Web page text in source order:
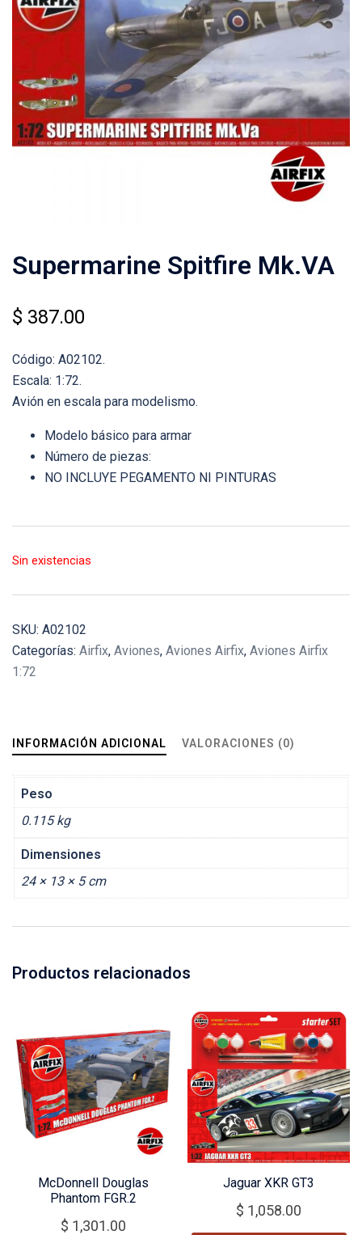
Supermarine Spitfire Mk.VA
$ 387.00
Código: A02102.
Escala: 1:72.
Avión en escala para modelismo.
Modelo básico para armar
Número de piezas:
NO INCLUYE PEGAMENTO NI PINTURAS
Sin existencias
SKU: A02102
Categorías: Airfix, Aviones, Aviones Airfix, Aviones Airfix
1:72
INFORMACIÓN ADICIONAL VALORACIONES (0)
Peso
0.115 kg
Dimensiones
24 × 13 × 5 cm
Productos relacionados
McDonnell Douglas
Phantom FGR.2
$ 1,301.00
Jaguar XKR GT3
$ 1,058.00